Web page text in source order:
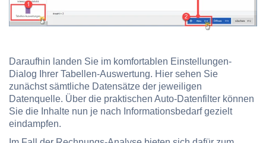
Daraufhin landen Sie im komfortablen Einstellungen-
Dialog Ihrer Tabellen-Auswertung. Hier sehen Sie
zunächst sämtliche Datensätze der jeweiligen
Datenquelle. Über die praktischen Auto-Datenfilter können
Sie die Inhalte nun je nach Informationsbedarf gezielt
eindampfen.